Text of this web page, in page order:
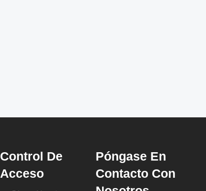
Control De
Acceso
Póngase En
Contacto Con